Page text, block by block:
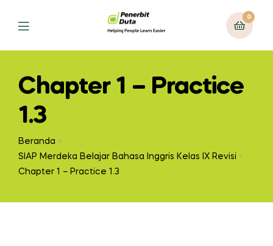
0
Chapter 1 – Practice
1.3
Beranda
SIAP Merdeka Belajar Bahasa Inggris Kelas IX Revisi
Chapter 1 – Practice 1.3